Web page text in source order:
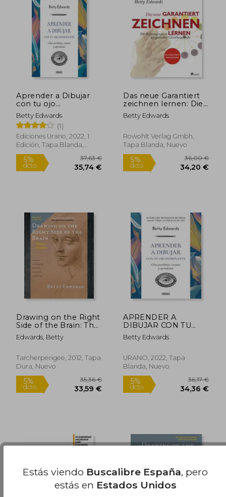
5%
dcto. 43,74 €
Aprender a Dibujar
con tu ojo
Dominante
Betty Edwards
(1)
Ediciones Urano, 2022, 1
Edición, Tapa Blanda,
Nuevo
5%
dcto. 35,74 €
Das neue Garantiert
zeichnen lernen: Die
Befreiung unserer
schöpferischen
Alemán)
Betty Edwards
Rowohlt Verlag Gmbh,
Tapa Blanda, Nuevo
5%
dcto. 34,20
Drawing on the Right
Side of the Brain: The
Deluxe Edition (en
Inglés)
Edwards, Betty
Tarcherperigee, 2012, Tapa
Dura, Nuevo
APRENDER A
DIBUJAR CON TU
OJO DOMINANTE
Betty Edwards
URANO, 2022, Tapa
Blanda, Nuevo
Estás viendo Buscalibre España, pero
estás en Estados Unidos